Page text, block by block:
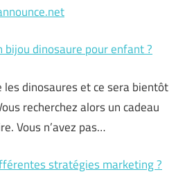
bijou dinosaure pour enfant ?
dinosaures et ce sera bientôt
recherchez alors un cadeau
Vous n’avez pas…
stratégies marketing ?